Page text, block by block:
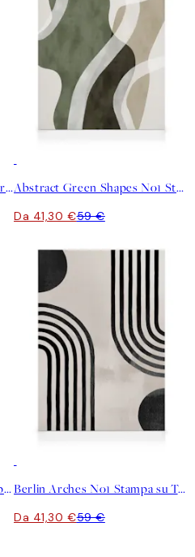
Boris Draschoff / Kubistika - Birds Fly Away Stampa su Tela Abstract Green Shapes No1 Stampa su Tela
Da 41,30 €59 €
Abstract Texture Waves Stampa su Tela Berlin Arches No1 Stampa su Tela
Da 41,30 €59 €